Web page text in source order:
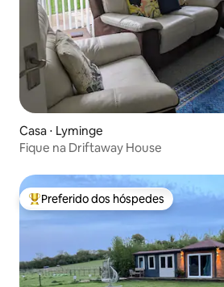
Casa ⋅ Lyminge
Fique na Driftaway House
Entre os melhores preferidos dos
Preferido dos hóspedes